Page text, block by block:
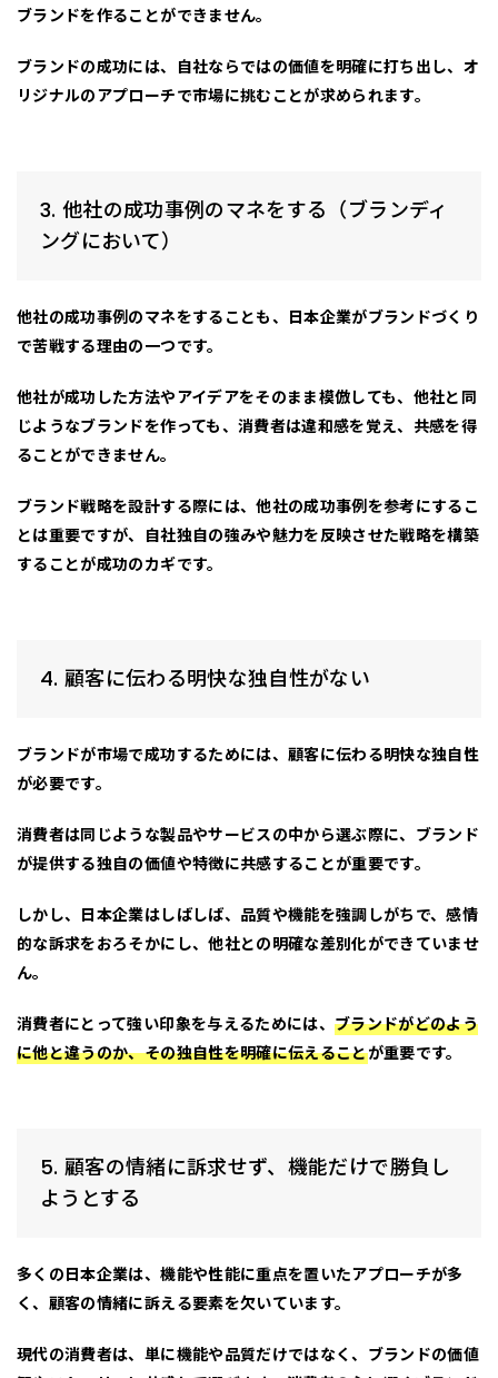
ブランドを作ることができません。
ブランドの成功には、 自社ならではの価値を明確に打ち出し、オ
リジナルのアプローチで市場に挑むことが求められます。
3. 他社の成功事例のマネをする（ブランディ
ングにおいて）
他社の成功事例のマネをすることも、日本企業がブランドづくり
で苦戦する理由の一つです。
他社が成功した方法やアイデアをそのまま模倣しても、他社と同
じようなブランドを作っても、消費者は違和感を覚え、共感を得
ることができません。
ブランド戦略を設計する際には、他社の成功事例を参考にするこ
とは重要ですが、自社独自の強みや魅力を反映させた戦略を構築
することが成功のカギです。
4. 顧客に伝わる明快な独自性がない
ブランドが市場で成功するためには、 顧客に伝わる明快な独自性
が必要です。
消費者は同じような製品やサービスの中から選ぶ際に、ブランド
が提供する独自の価値や特徴に共感することが重要です。
しかし、日本企業はしばしば、品質や機能を強調しがちで、感情
的な訴求をおろそかにし、他社との明確な差別化ができていませ
ん。
消費者にとって強い印象を与えるためには、ブランドがどのよう
に他と違うのか、その独自性を明確に伝えることが重要です。
5. 顧客の情緒に訴求せず、機能だけで勝負し
ようとする
多くの日本企業は、機能や性能に重点を置いたアプローチが多
く、顧客の情緒に訴える要素を欠いています。
現代の消費者は、単に機能や品質だけではなく、ブランドの価値